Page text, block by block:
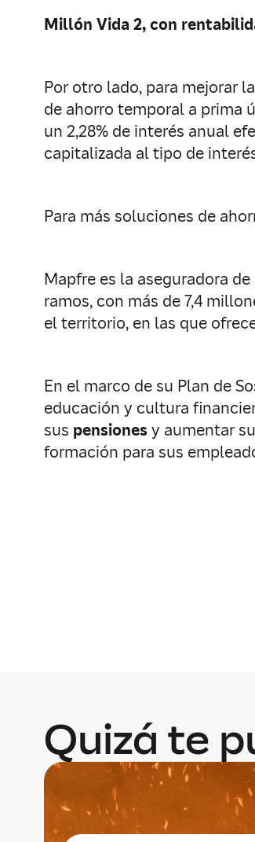
Millón Vida 2, con
Por otro lado, para mejorar
de ahorro temporal a prima
un 2,28% de interés anual
capitalizada al tipo de
Para más soluciones de
Mapfre es la aseguradora
ramos, con más de 7,4
el territorio, en las que
En el marco de su Plan de
educación y cultura
sus pensionesy aumentar su
formación para sus
Quizá te